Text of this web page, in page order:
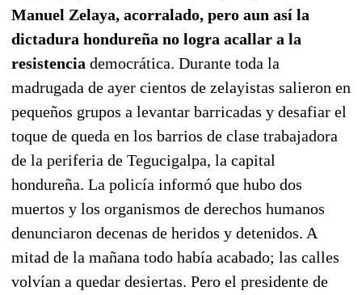
Manuel Zelaya, acorralado, pero aun así la
dictadura hondureña no logra acallar a la
resistencia democrática. Durante toda la
madrugada de ayer cientos de zelayistas salieron en
pequeños grupos a levantar barricadas y desafiar el
toque de queda en los barrios de clase trabajadora
de la periferia de Tegucigalpa, la capital
hondureña. La policía informó que hubo dos
muertos y los organismos de derechos humanos
denunciaron decenas de heridos y detenidos. A
mitad de la mañana todo había acabado; las calles
volvían a quedar desiertas. Pero el presidente de